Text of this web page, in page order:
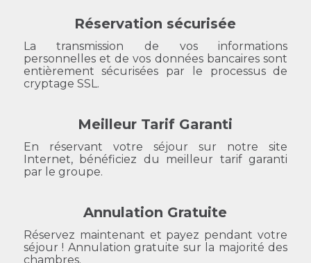
Réservation sécurisée
La transmission de vos informations
personnelles et de vos données bancaires sont
entièrement sécurisées par le processus de
cryptage SSL.
Meilleur Tarif Garanti
En réservant votre séjour sur notre site
Internet, bénéficiez du meilleur tarif garanti
par le groupe.
Annulation Gratuite
Réservez maintenant et payez pendant votre
séjour ! Annulation gratuite sur la majorité des
chambres.